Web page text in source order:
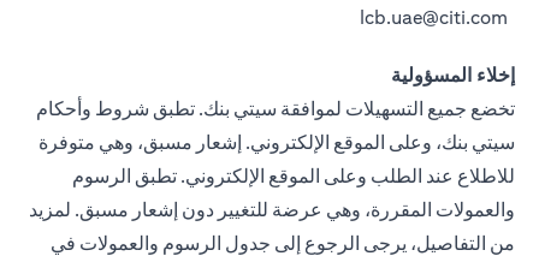
lcb.uae@citi.com
إخلاء المسؤولية
تخضع جميع التسهيلات لموافقة سيتي بنك. تطبق شروط وأحكام
سيتي بنك، وعلى الموقع الإلكتروني. إشعار مسبق، وهي متوفرة
للاطلاع عند الطلب وعلى الموقع الإلكتروني. تطبق الرسوم
والعمولات المقررة، وهي عرضة للتغيير دون إشعار مسبق. لمزيد
من التفاصيل، يرجى الرجوع إلى جدول الرسوم والعمولات في